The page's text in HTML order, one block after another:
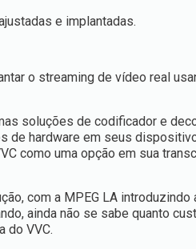
e implantadas.
o streaming de vídeo real
soluções de codificador e
de hardware em seus
como uma opção em sua
com a MPEG LA introduzindo
ainda não se sabe quanto
do VVC.